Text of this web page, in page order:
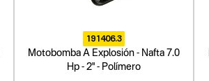
191406.3
Motobomba A Explosión - Nafta 7.0
Hp - 2" - Polímero